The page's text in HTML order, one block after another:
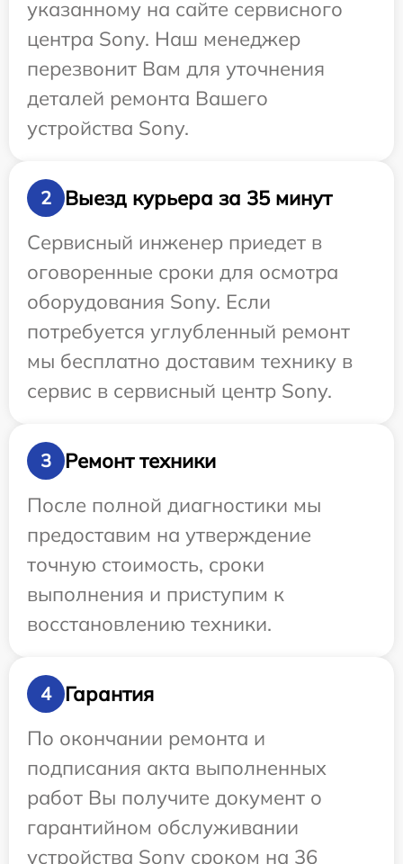
указанному на сайте сервисного
центра Sony. Наш менеджер
перезвонит Вам для уточнения
деталей ремонта Вашего
устройства Sony.
2
Выезд курьера за 35 минут
Сервисный инженер приедет в
оговоренные сроки для осмотра
оборудования Sony. Если
потребуется углубленный ремонт
мы бесплатно доставим технику в
сервис в сервисный центр Sony.
3
Ремонт техники
После полной диагностики мы
предоставим на утверждение
точную стоимость, сроки
выполнения и приступим к
восстановлению техники.
4
Гарантия
По окончании ремонта и
подписания акта выполненных
работ Вы получите документ о
гарантийном обслуживании
устройства Sony сроком на 36